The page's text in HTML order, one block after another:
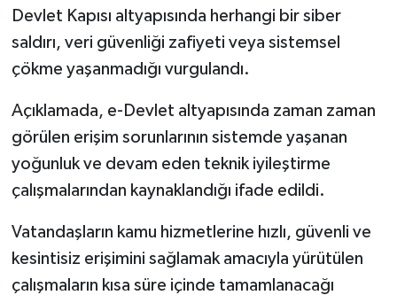
Devlet Kapısı altyapısında herhangi bir siber
saldırı, veri güvenliği zafiyeti veya sistemsel
çökme yaşanmadığı vurgulandı.
Açıklamada, e-Devlet altyapısında zaman zaman
görülen erişim sorunlarının sistemde yaşanan
yoğunluk ve devam eden teknik iyileştirme
çalışmalarından kaynaklandığı ifade edildi.
Vatandaşların kamu hizmetlerine hızlı, güvenli ve
kesintisiz erişimini sağlamak amacıyla yürütülen
çalışmaların kısa süre içinde tamamlanacağı